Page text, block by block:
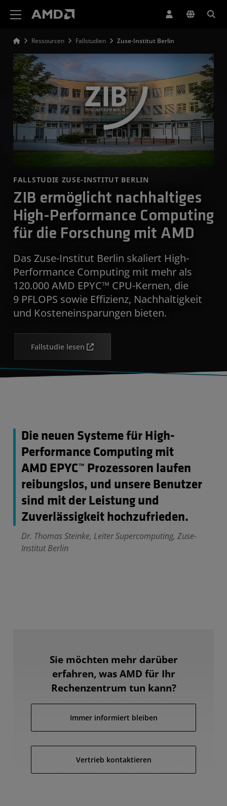
Ressourcen Fallstudien Zuse-Institut Berlin
FALLSTUDIE ZUSE-INSTITUT BERLIN
ZIB ermöglicht nachhaltiges
High-Performance Computing
für die Forschung mit AMD
Das Zuse-Institut Berlin skaliert High-
Performance Computing mit mehr als
120.000 AMD EPYC™ CPU-Kernen, die
9 PFLOPS sowie Effizienz, Nachhaltigkeit
und Kosteneinsparungen bieten.
Fallstudie lesen
Die neuen Systeme für High-
Performance Computing mit
AMD EPYC™ Prozessoren laufen
reibungslos, und unsere Benutzer
sind mit der Leistung und
Zuverlässigkeit hochzufrieden.
Dr. Thomas Steinke, Leiter Supercomputing, Zuse-
Institut Berlin
Sie möchten mehr darüber
erfahren, was AMD für Ihr
Rechenzentrum tun kann?
Immer informiert bleiben
Vertrieb kontaktieren